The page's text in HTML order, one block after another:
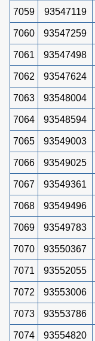
7059 93547119
7060 93547259
7061 93547498
7062 93547624
7063 93548004
7064 93548594
7065 93549003
7066 93549025
7067 93549361
7068 93549496
7069 93549783
7070 93550367
7071 93552055
7072 93553006
7073 93553786
7074 93554820